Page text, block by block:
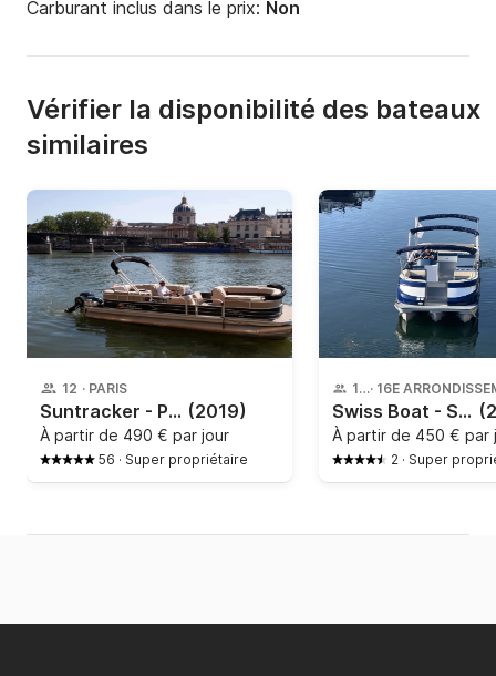
Carburant inclus dans le prix: Non
Vérifier la disponibilité des bateaux
similaires
12 · PARIS
Suntracker - Party Barge 24 feet (2019)
À partir de 490 € par jour
56 · Super propriétaire
12·
Swiss Boat - Starlounger 8,5
À partir de 450 € par
2 · Super